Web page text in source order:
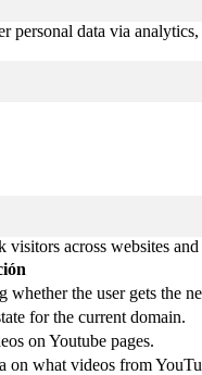
data via analytics,
across websites
the user gets the
for the current domain.
on Youtube pages.
what videos from